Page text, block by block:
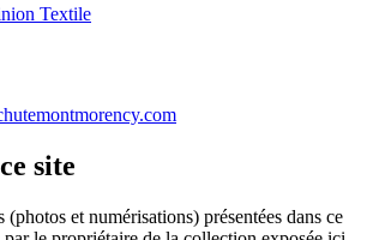
Textile
site
et numérisations) présentées dans ce